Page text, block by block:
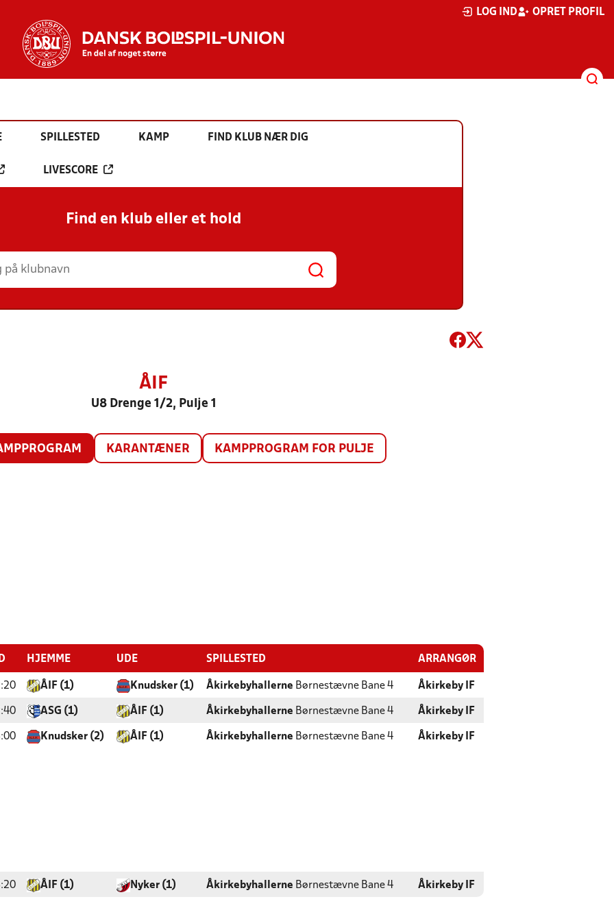
LOG IND OPRET PROFIL
SPILLESTED KAMP FIND KLUB NÆR DIG
LIVESCORE
Find en klub eller et hold
ÅIF
U8 Drenge 1/2, Pulje 1
KARANTÆNER KAMPPROGRAM FOR PULJE
HJEMME UDE SPILLESTED ARRANGØR
ÅIF (1) Knudsker (1) Åkirkebyhallerne Børnestævne Bane 4 Åkirkeby IF
ASG (1) ÅIF (1) Åkirkebyhallerne Børnestævne Bane 4 Åkirkeby IF
Knudsker (2) ÅIF (1) Åkirkebyhallerne Børnestævne Bane 4 Åkirkeby IF
ÅIF (1) Nyker (1) Åkirkebyhallerne Børnestævne Bane 4 Åkirkeby IF